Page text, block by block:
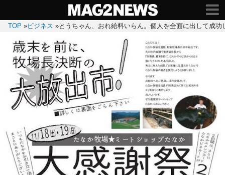
TOP »ビジネス »とうちゃん、おれ給料いらん。個人を全面に出して成功